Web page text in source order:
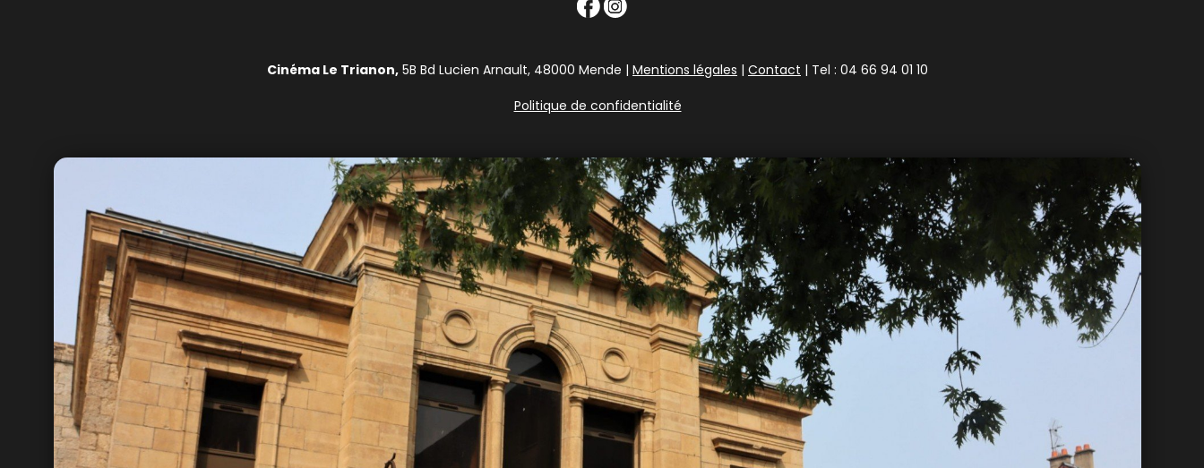
Cinéma Le Trianon, 5B Bd Lucien Arnault, 48000 Mende | Mentions légales | Contact | Tel : 04 66 94 01 10
Politique de confidentialité